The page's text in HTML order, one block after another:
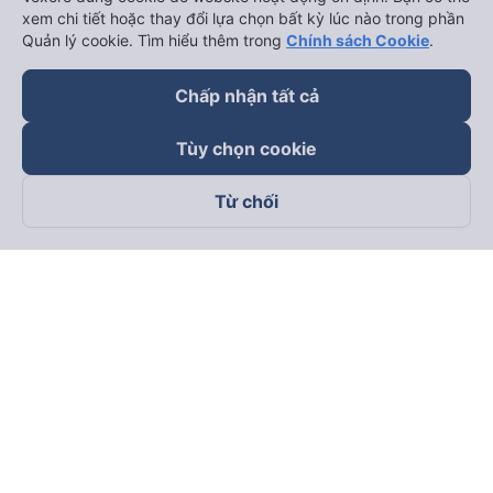
Theo dõi chúng tôi trên
xem chi tiết hoặc thay đổi lựa chọn bất kỳ lúc nào trong phần
Quản lý cookie. Tìm hiểu thêm trong Chính sách Cookie.
Chấp nhận tất cả
Tùy chọn cookie
Từ chối